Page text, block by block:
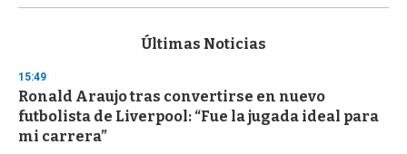
s
d
s
o
f
3
Últimas Noticias
15:49
Ronald Araujo tras convertirse en nuevo
futbolista de Liverpool: “Fue la jugada ideal para
mi carrera”